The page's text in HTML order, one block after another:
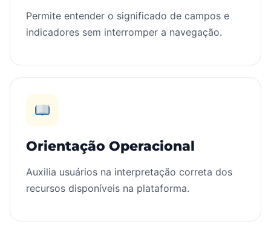
Permite entender o significado de campos e
indicadores sem interromper a navegação.
Orientação Operacional
Auxilia usuários na interpretação correta dos
recursos disponíveis na plataforma.